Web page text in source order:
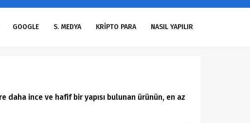
GOOGLE S. MEDYA KRİPTO PARA NASIL YAPILIR
daha ince ve hafif bir yapısı bulunan ürünün, en az